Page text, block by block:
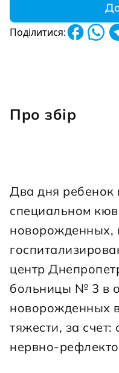
Поділитися:
Про збір
Два дня ребенок
специальном
новорожденных,
центр
больницы № 3 в
новорожденных
тяжести, за
нервно-